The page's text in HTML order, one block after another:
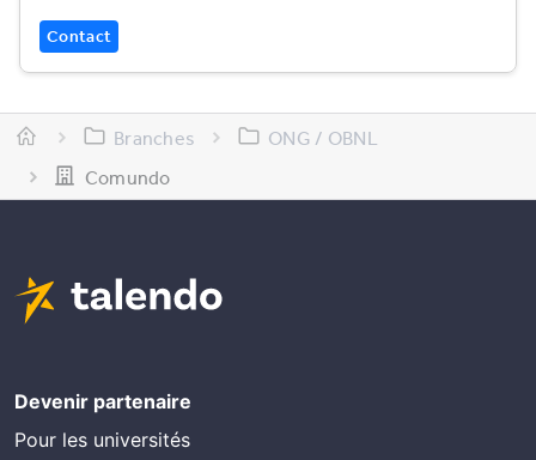
Contact
Branches
ONG / OBNL
Comundo
Devenir partenaire
Pour les universités